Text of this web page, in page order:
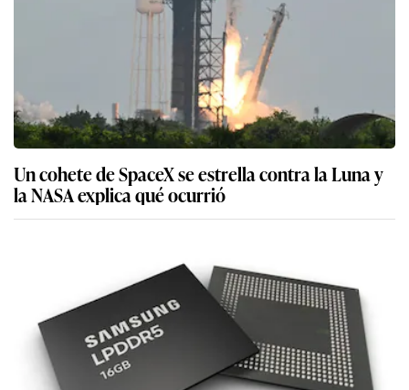
Un cohete de SpaceX se estrella contra la Luna y
la NASA explica qué ocurrió